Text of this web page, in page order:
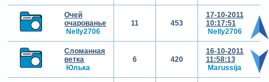
Очей
очарованье
Nelly2706
11 453
17-10-2011
10:17:51
Nelly2706
Сломанная
ветка
Юлька
6 420
16-10-2011
11:58:13
Marussija